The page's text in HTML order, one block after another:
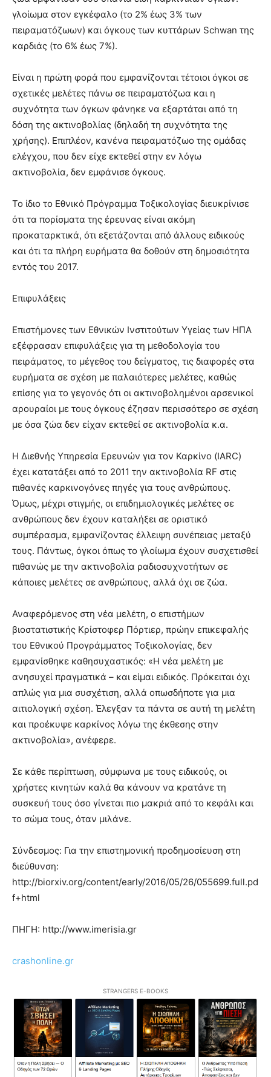
γλοίωμα στον εγκέφαλο (το 2% έως 3% των
πειραματόζωων) και όγκους των κυττάρων Schwan της
καρδιάς (το 6% έως 7%).
Είναι η πρώτη φορά που εμφανίζονται τέτοιοι όγκοι σε
σχετικές μελέτες πάνω σε πειραματόζωα και η
συχνότητα των όγκων φάνηκε να εξαρτάται από τη
δόση της ακτινοβολίας (δηλαδή τη συχνότητα της
χρήσης). Επιπλέον, κανένα πειραματόζωο της ομάδας
ελέγχου, που δεν είχε εκτεθεί στην εν λόγω
ακτινοβολία, δεν εμφάνισε όγκους.
Το ίδιο το Εθνικό Πρόγραμμα Τοξικολογίας διευκρίνισε
ότι τα πορίσματα της έρευνας είναι ακόμη
προκαταρκτικά, ότι εξετάζονται από άλλους ειδικούς
και ότι τα πλήρη ευρήματα θα δοθούν στη δημοσιότητα
εντός του 2017.
Επιφυλάξεις
Επιστήμονες των Εθνικών Ινστιτούτων Υγείας των ΗΠΑ
εξέφρασαν επιφυλάξεις για τη μεθοδολογία του
πειράματος, το μέγεθος του δείγματος, τις διαφορές στα
ευρήματα σε σχέση με παλαιότερες μελέτες, καθώς
επίσης για το γεγονός ότι οι ακτινοβολημένοι αρσενικοί
αρουραίοι με τους όγκους έζησαν περισσότερο σε σχέση
με όσα ζώα δεν είχαν εκτεθεί σε ακτινοβολία κ.α.
Η Διεθνής Υπηρεσία Ερευνών για τον Καρκίνο (IARC)
έχει κατατάξει από το 2011 την ακτινοβολία RF στις
πιθανές καρκινογόνες πηγές για τους ανθρώπους.
Όμως, μέχρι στιγμής, οι επιδημιολογικές μελέτες σε
ανθρώπους δεν έχουν καταλήξει σε οριστικό
συμπέρασμα, εμφανίζοντας έλλειψη συνέπειας μεταξύ
τους. Πάντως, όγκοι όπως το γλοίωμα έχουν συσχετισθεί
πιθανώς με την ακτινοβολία ραδιοσυχνοτήτων σε
κάποιες μελέτες σε ανθρώπους, αλλά όχι σε ζώα.
Αναφερόμενος στη νέα μελέτη, ο επιστήμων
βιοστατιστικής Κρίστοφερ Πόρτιερ, πρώην επικεφαλής
του Εθνικού Προγράμματος Τοξικολογίας, δεν
εμφανίσθηκε καθησυχαστικός: «Η νέα μελέτη με
ανησυχεί πραγματικά – και είμαι ειδικός. Πρόκειται όχι
απλώς για μια συσχέτιση, αλλά οπωσδήποτε για μια
αιτιολογική σχέση. Έλεγξαν τα πάντα σε αυτή τη μελέτη
και προέκυψε καρκίνος λόγω της έκθεσης στην
ακτινοβολία», ανέφερε.
Σε κάθε περίπτωση, σύμφωνα με τους ειδικούς, οι
χρήστες κινητών καλά θα κάνουν να κρατάνε τη
συσκευή τους όσο γίνεται πιο μακριά από το κεφάλι και
το σώμα τους, όταν μιλάνε.
Σύνδεσμος: Για την επιστημονική προδημοσίευση στη
διεύθυνση:
http://biorxiv.org/content/early/2016/05/26/055699.full.pd
f+html
ΠΗΓΗ: http://www.imerisia.gr
crashonline.gr
STRANGERS E-BOOKS